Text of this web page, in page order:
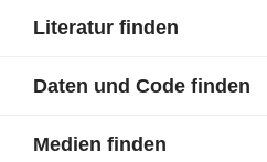
Literatur finden
Daten und Code finden
Medien finden